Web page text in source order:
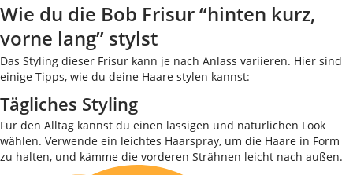
Wie du die Bob Frisur “hinten kurz,
vorne lang” stylst
Das Styling dieser Frisur kann je nach Anlass variieren. Hier sind
einige Tipps, wie du deine Haare stylen kannst:
Tägliches Styling
Für den Alltag kannst du einen lässigen und natürlichen Look
wählen. Verwende ein leichtes Haarspray, um die Haare in Form
zu halten, und kämme die vorderen Strähnen leicht nach außen.